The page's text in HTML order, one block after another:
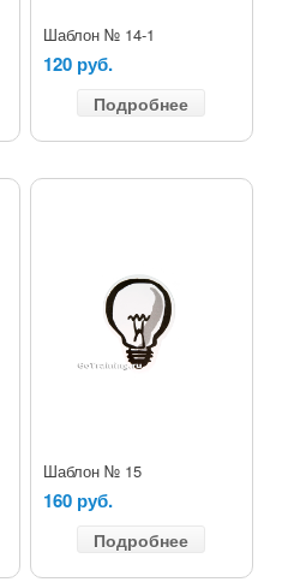
Шаблон № 14-1
120 руб.
Подробнее
Шаблон № 15
160 руб.
Подробнее